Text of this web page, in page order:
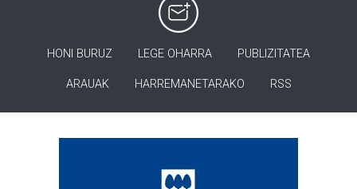
HONI BURUZ LEGE OHARRA PUBLIZITATEA
ARAUAK HARREMANETARAKO RSS